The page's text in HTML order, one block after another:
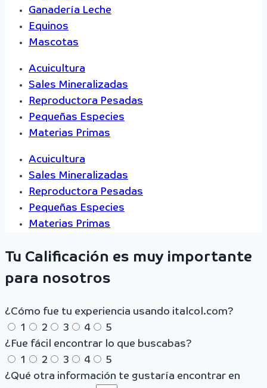
Ganadería Leche
Equinos
Mascotas
Acuicultura
Sales Mineralizadas
Reproductora Pesadas
Pequeñas Especies
Materias Primas
Acuicultura
Sales Mineralizadas
Reproductora Pesadas
Pequeñas Especies
Materias Primas
Tu Calificación es muy importante
para nosotros
¿Cómo fue tu experiencia usando italcol.com?
1
2 3 4
5
¿Fue fácil encontrar lo que buscabas?
1
2 3 4
5
¿Qué otra información te gustaría encontrar en